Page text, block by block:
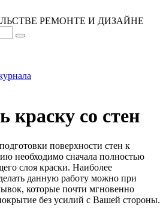
РЕМОНТЕ И ДИЗАЙНЕ
краску со стен
поверхности стен к
необходимо сначала полностью
слоя краски. Наиболее
данную работу можно при
которые почти мгновенно
без усилий с Вашей стороны.